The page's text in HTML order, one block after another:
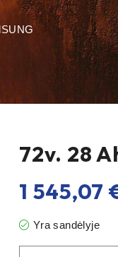
72v. 28
1 545,07
Yra sandėlyje